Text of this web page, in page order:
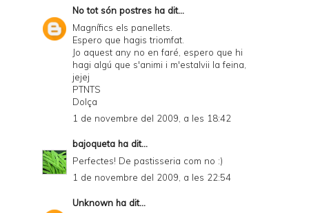
No tot són postres ha dit...
Magnífics els panellets.
Espero que hagis triomfat.
Jo aquest any no en faré, espero que hi
hagi algú que s'animi i m'estalvii la feina,
jejej
PTNTS
Dolça
1 de novembre del 2009, a les 18:42
bajoqueta ha dit...
Perfectes! De pastisseria com no :)
1 de novembre del 2009, a les 22:54
Unknown ha dit...